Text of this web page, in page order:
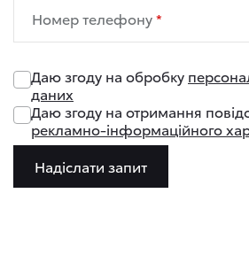
Номер телефону
Даю згоду на обробку
даних
Даю згоду на отримання
рекламно-інформаційного
Надіслати запит